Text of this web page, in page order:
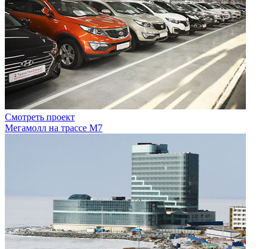
Смотреть проект
Мегамолл на трассе М7